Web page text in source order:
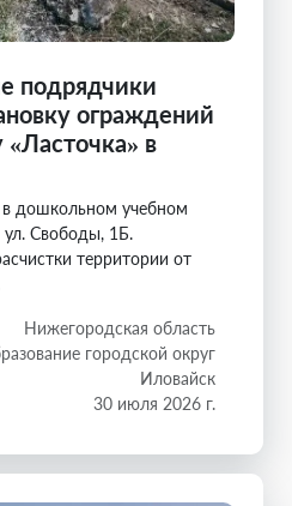
подрядчики
ограждений
в
дошкольном учебном
ул. Свободы, 1Б.
территории от
Нижегородская область
городской округ
Иловайск
30 июля 2026 г.